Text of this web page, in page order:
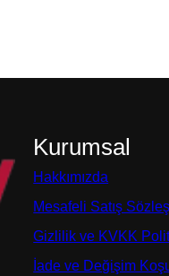
Kurumsal
Hakkımızda
Mesafeli Satış
Gizlilik ve KVKK
İade ve Değişim